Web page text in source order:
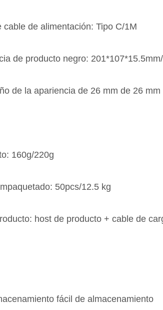
cable de alimentación: Tipo C/1M
de producto negro:
de la apariencia de 26 mm de 26 mm
160g/220g
50pcs/12.5 kg
host de producto + cable de
fácil de almacenamiento